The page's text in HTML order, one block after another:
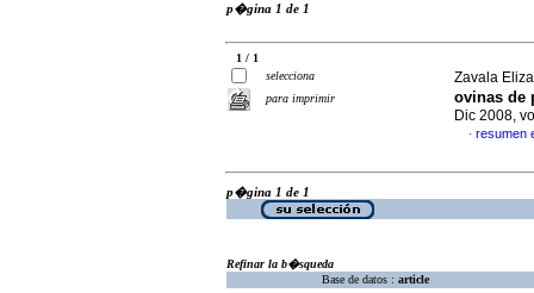
p�gina 1 de 1
1 / 1
selecciona
para imprimir
Zavala
ovinas de
Dic 2008,
· resumen
p�gina 1 de 1
Refinar la b�squeda
Base de datos : article